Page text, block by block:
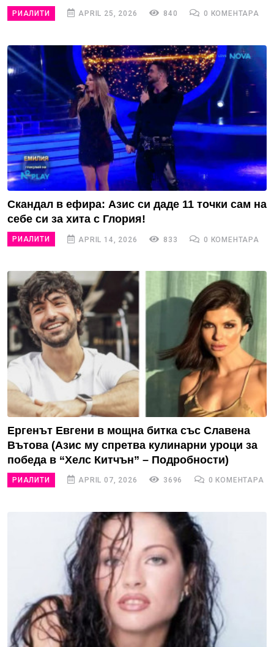
РИАЛИТИ APRIL 25, 2026 840 0 КОМЕНТАРА
Скандал в ефира: Азис си даде 11 точки сам на
себе си за хита с Глория!
РИАЛИТИ APRIL 14, 2026 833 0 КОМЕНТАРА
Ергенът Евгени в мощна битка със Славена
Вътова (Азис му спретва кулинарни уроци за
победа в “Хелс Китчън” – Подробности)
РИАЛИТИ APRIL 07, 2026 3696 0 КОМЕНТАРА